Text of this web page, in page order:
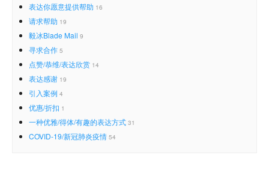
表达你愿意提供帮助 16
请求帮助 19
毅冰Blade Mail 9
寻求合作 5
点赞/恭维/表达欣赏 14
表达感谢 19
引入案例 4
优惠/折扣 1
一种优雅/得体/有趣的表达方式 31
COVID-19/新冠肺炎疫情 54